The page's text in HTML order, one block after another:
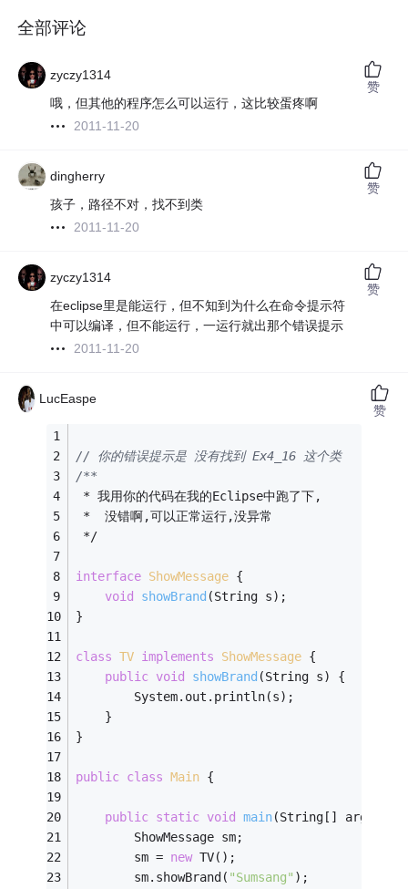
全部评论
zyczy1314
哦，但其他的程序怎么可以运行，这比较蛋疼啊
2011-11-20
赞
dingherry
孩子，路径不对，找不到类
2011-11-20
赞
zyczy1314
在eclipse里是能运行，但不知到为什么在命令提示符
中可以编译，但不能运行，一运行就出那个错误提示
2011-11-20
赞
LucEaspe
// 你的错误提示是 没有找到 Ex4_16 这个类
/**
* 我用你的代码在我的Eclipse中跑了下,
*  没错啊,可以正常运行,没异常
*/
interface ShowMessage {
void
showBrand (String s) ;
}
class TV implements ShowMessage {
public void showBrand (String s)
{
		System.out.println(s);
	}
}
public class Main {
public static void main(String[] args)
		ShowMessage sm;
		sm =
new TV();
		sm.showBrand(
"Sumsang" );
赞